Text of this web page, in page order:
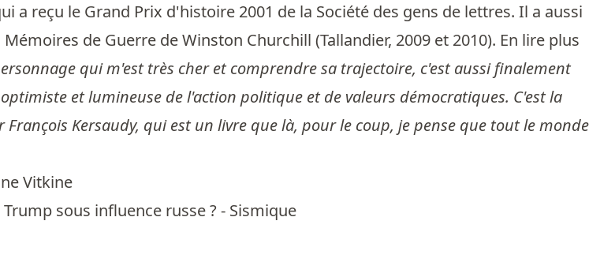
a reçu le Grand Prix d'histoire 2001 de la Société des gens de lettres. Il a aussi
de Guerre de Winston Churchill (Tallandier, 2009 et 2010). En lire plus
qui m'est très cher et comprendre sa trajectoire, c'est aussi finalement
et lumineuse de l'action politique et de valeurs démocratiques. C'est la
Kersaudy, qui est un livre que là, pour le coup, je pense que tout le monde
Vitkine
sous influence russe ? - Sismique